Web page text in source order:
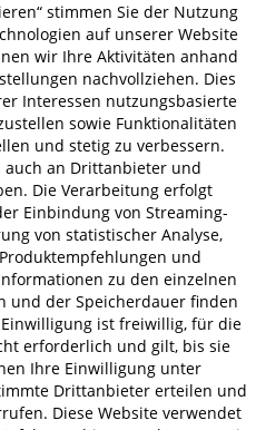
Impressum
LEUTE
zzgl.Versandkosten.
stimmen Sie der Nutzung
auf unserer Website
wir Ihre Aktivitäten anhand
nachvollziehen. Dies
Interessen nutzungsbasierte
sowie Funktionalitäten
und stetig zu verbessern.
auch an Drittanbieter und
Die Verarbeitung erfolgt
Einbindung von Streaming-
von statistischer Analyse,
und
zu den einzelnen
und der Speicherdauer finden
ist freiwillig, für die
erforderlich und gilt, bis sie
Ihre Einwilligung unter
Drittanbieter erteilen und
Diese Website verwendet